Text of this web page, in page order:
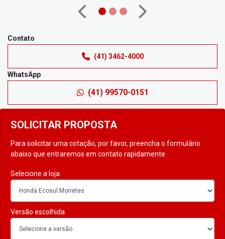
SOLICITAR PROPOSTA
Para solicitar uma cotação, por favor, preencha o formulário
abaixo que entraremos em contato rapidamente
Selecione a loja
Versão escolhida
Anterior Próximo
Contato
(41) 3462-4000
WhatsApp
(41) 99570-0151